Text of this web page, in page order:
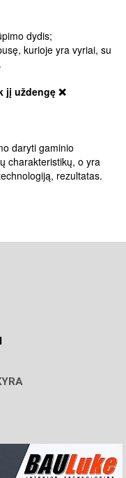
dydis;
kurioje yra vyriai, su
jį uždengę ❌
daryti gaminio
charakteristikų, o yra
rezultatas.